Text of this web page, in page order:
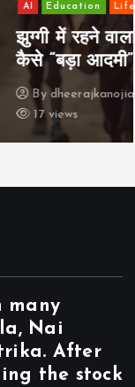
society Travel
का बच्चा
August 2, 2026
many
Nai
After
the stock